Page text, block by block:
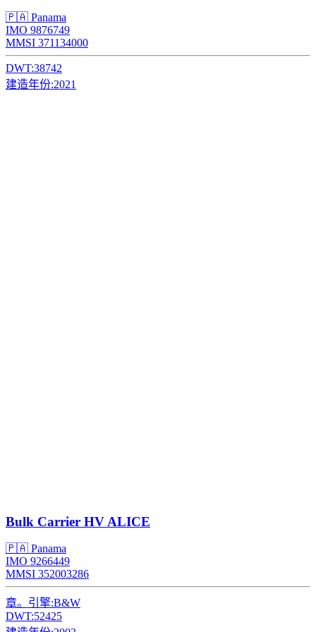
🇵🇦 Panama
IMO 9876749
MMSI 371134000
DWT:38742
建造年份:2021
Bulk Carrier HV ALICE
🇵🇦 Panama
IMO 9266449
MMSI 352003286
章。引擎:B&W
DWT:52425